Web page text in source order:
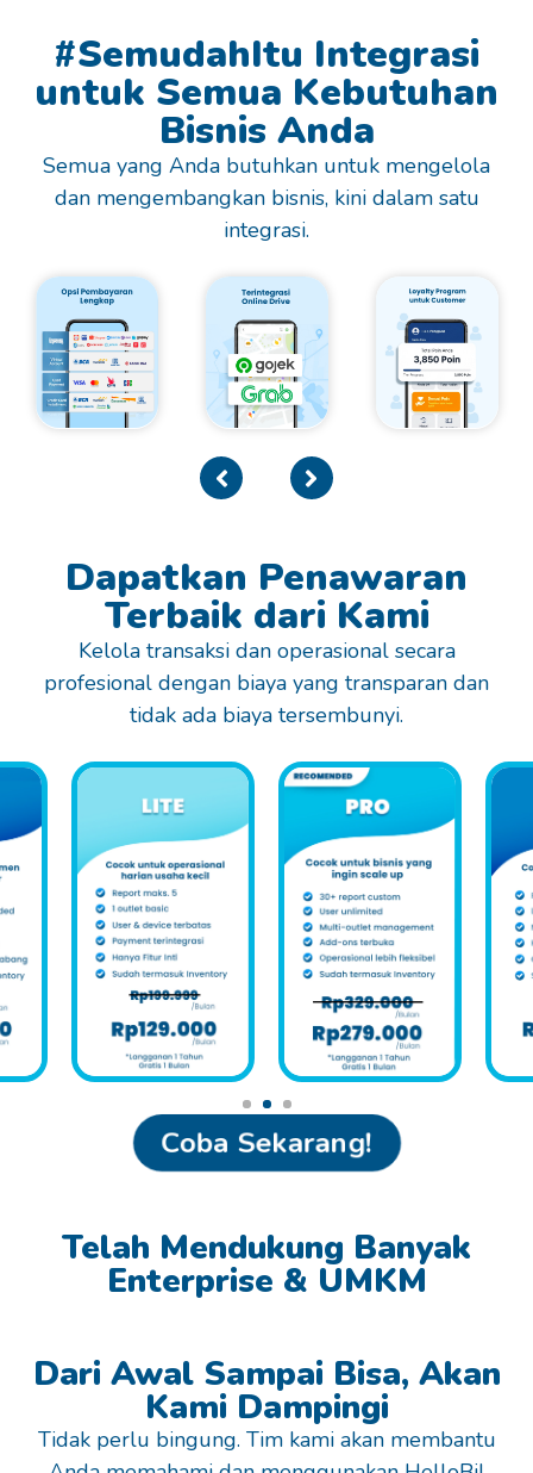
#SemudahItu Integrasi
untuk Semua Kebutuhan
Bisnis Anda
Semua yang Anda butuhkan untuk mengelola
dan mengembangkan bisnis, kini dalam satu
integrasi.
Dapatkan Penawaran
Terbaik dari Kami
Kelola transaksi dan operasional secara
profesional dengan biaya yang transparan dan
tidak ada biaya tersembunyi.
Coba Sekarang!
Telah Mendukung Banyak
Enterprise & UMKM
Dari Awal Sampai Bisa, Akan
Kami Dampingi
Tidak perlu bingung. Tim kami akan membantu